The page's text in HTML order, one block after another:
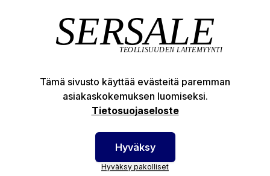
LISÄÄ OSTOSKORIIN
Tuotekuvaus
Tekniset edut
Tämä sivusto käyttää evästeitä paremman
asiakaskokemuksen luomiseksi.
Tietosuojaseloste
Hyväksy
Hyväksy pakolliset